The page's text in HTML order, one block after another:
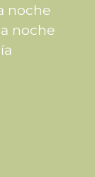
noche
noche